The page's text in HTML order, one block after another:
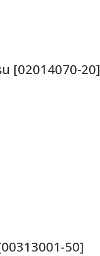
[02014070-20]
50]